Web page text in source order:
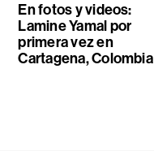
En fotos y videos:
Lamine Yamal por
primera vez en
Cartagena, Colombia